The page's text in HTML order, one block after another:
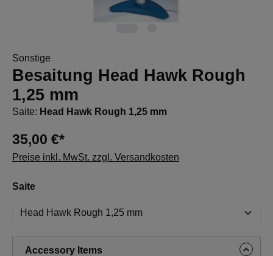
Sonstige
Besaitung Head Hawk Rough
1,25 mm
Saite: Head Hawk Rough 1,25 mm
35,00 €*
Preise inkl. MwSt. zzgl. Versandkosten
Saiteauswählen
Accessory Items